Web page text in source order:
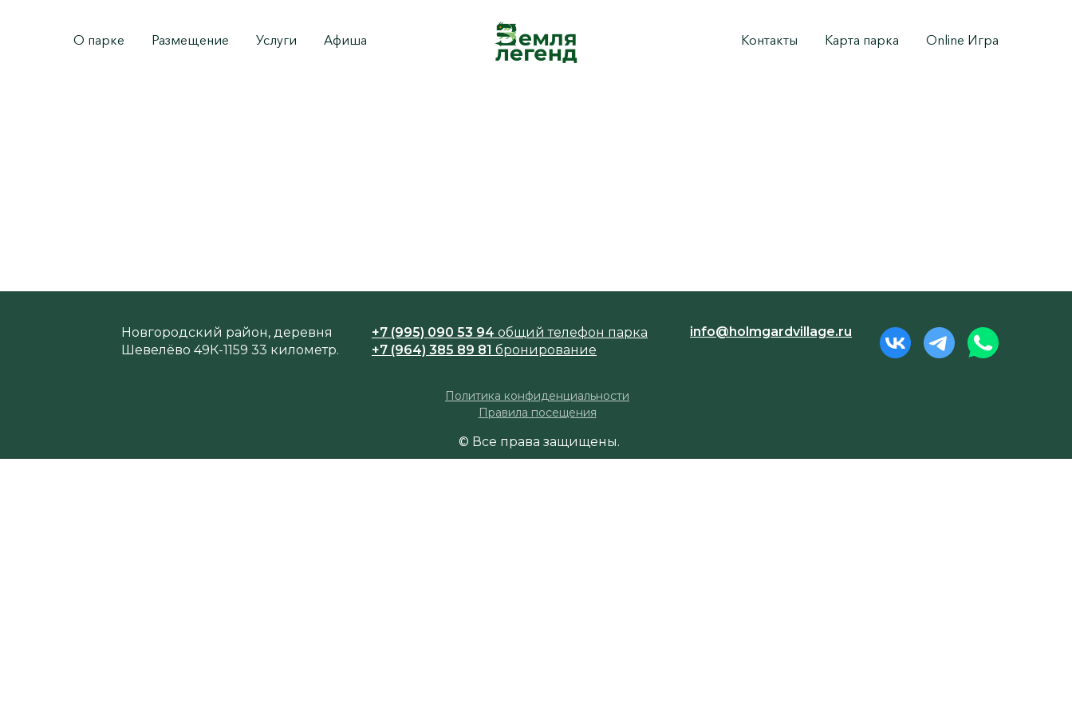
О парке Размещение Услуги Афиша Контакты Карта парка Online Игра
Политика конфиденциальности
© Все права защищены.
Новгородский район, деревня
Шевелёво 49К-1159 33 километр.
+7 (995) 090 53 94 общий телефон парка
+7 (964) 385 89 81 бронирование
info@holmgardvillage.ru
Правила посещения